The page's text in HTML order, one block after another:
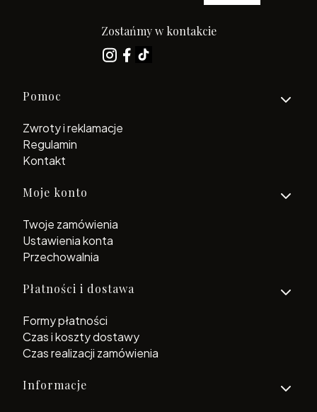
Zostańmy w kontakcie
Linki w stopce
Pomoc
Zwroty i reklamacje
Regulamin
Kontakt
Moje konto
Twoje zamówienia
Ustawienia konta
Przechowalnia
Płatności i dostawa
Formy płatności
Czas i koszty dostawy
Czas realizacji zamówienia
Informacje